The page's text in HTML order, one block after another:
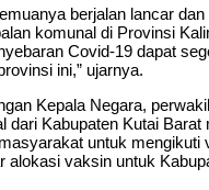
berjalan lancar
komunal di Provinsi
Covid-19 dapat
ini,” ujarnya.
Kepala Negara,
dari Kabupaten Kutai Barat
untuk mengikuti
alokasi vaksin untuk